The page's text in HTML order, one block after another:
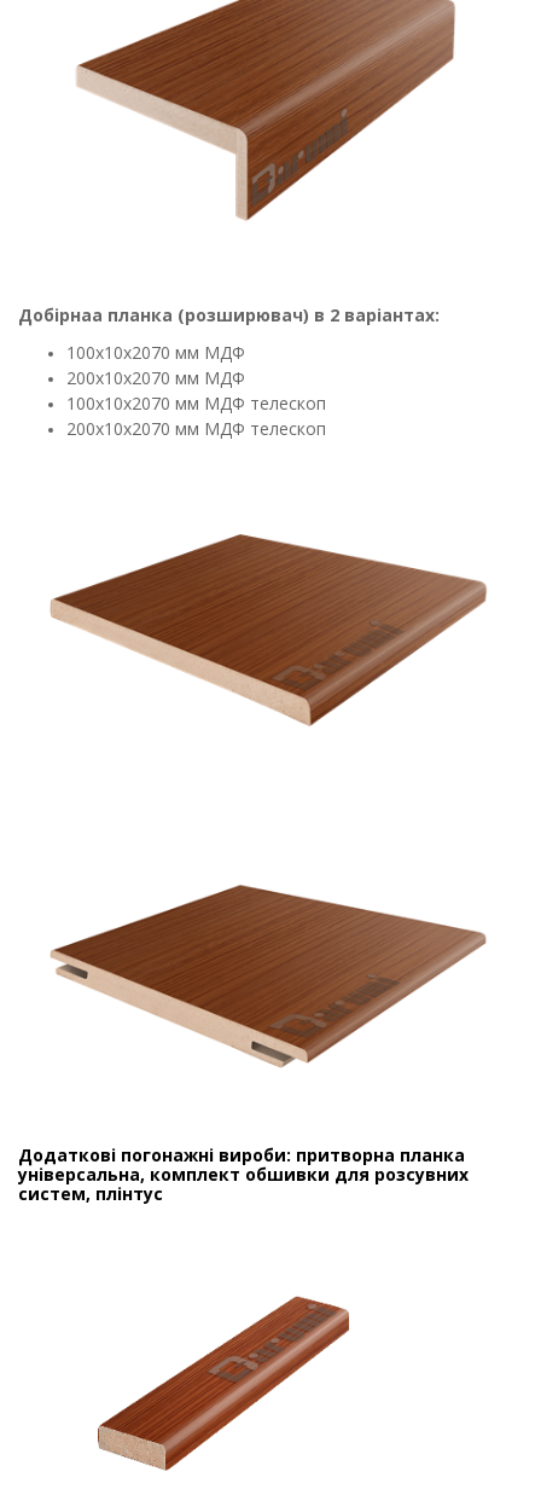
Добірнаа планка (розширювач) в 2 варіантах:
100х10х2070 мм МДФ
200х10х2070 мм МДФ
100х10х2070 мм МДФ телескоп
200х10х2070 мм МДФ телескоп
Додаткові погонажні вироби: притворна планка
універсальна, комплект обшивки для розсувних
систем, плінтус